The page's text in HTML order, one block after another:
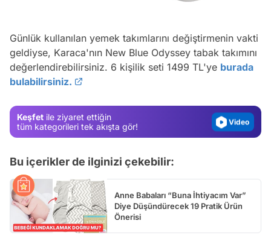
Günlük kullanılan yemek takımlarını değiştirmenin vakti
geldiyse, Karaca'nın New Blue Odyssey tabak takımını
değerlendirebilirsiniz. 6 kişilik seti 1499 TL'ye burada
bulabilirsiniz.
Keşfet ile ziyaret ettiğin
tüm kategorileri tek akışta gör!
Video
Test
Video
Bu içerikler de ilginizi çekebilir:
Anne Babaları “Buna İhtiyacım Var”
Diye Düşündürecek 19 Pratik Ürün
Önerisi